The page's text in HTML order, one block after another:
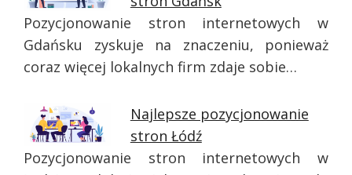
Pozycjonowanie stron internetowych w
Gdańsku zyskuje na znaczeniu, ponieważ
coraz więcej lokalnych firm zdaje sobie…
Najlepsze pozycjonowanie
stron Łódź
Pozycjonowanie stron internetowych w